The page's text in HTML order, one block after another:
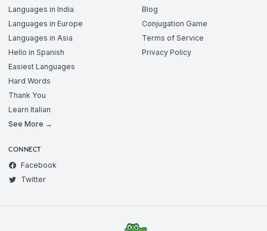
Languages in India
Languages in Europe
Languages in Asia
Hello in Spanish
Easiest Languages
Hard Words
Thank You
Learn Italian
See More →
Blog
Conjugation Game
Terms of Service
Privacy Policy
CONNECT
Facebook
Twitter